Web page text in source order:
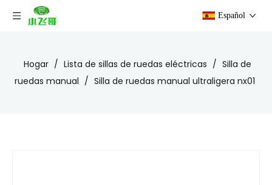
Español
Hogar / Lista de sillas de ruedas eléctricas / Silla de
ruedas manual / Silla de ruedas manual ultraligera nx01